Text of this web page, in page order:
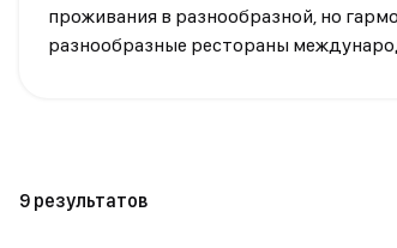
проживания в разнообразной, но
разнообразные рестораны
9 результатов